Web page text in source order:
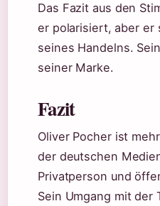
Das Fazit aus den
er polarisiert, aber er
seines Handelns.
seiner Marke.
Fazit
Oliver Pocher ist
der deutschen
Privatperson und
Sein Umgang mit der